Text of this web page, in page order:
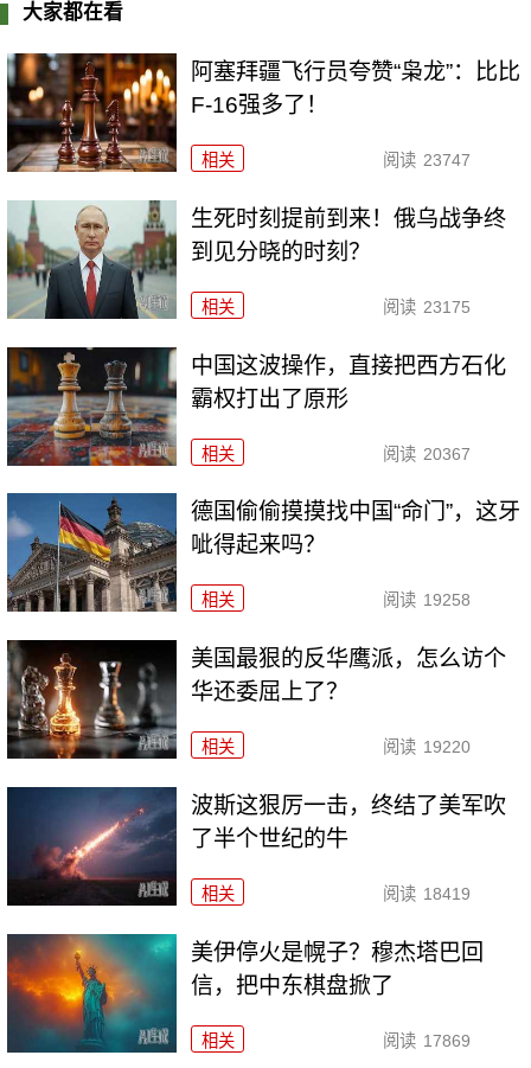
大家都在看
阿塞拜疆飞行员夸赞“枭龙”：比比
F-16强多了！
相关 阅读 23747
生死时刻提前到来！俄乌战争终
到见分晓的时刻？
相关 阅读 23175
中国这波操作，直接把西方石化
霸权打出了原形
相关 阅读 20367
德国偷偷摸摸找中国“命门”，这牙
呲得起来吗？
相关 阅读 19258
美国最狠的反华鹰派，怎么访个
华还委屈上了？
相关 阅读 19220
波斯这狠厉一击，终结了美军吹
了半个世纪的牛
相关 阅读 18419
美伊停火是幌子？穆杰塔巴回
信，把中东棋盘掀了
相关 阅读 17869